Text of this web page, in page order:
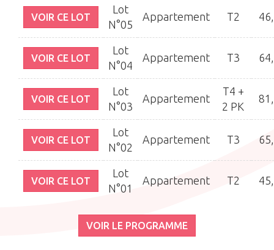
VOIR CE LOT
Lot
N°05
Appartement T2
VOIR CE LOT
Lot
N°04
Appartement T3
VOIR CE LOT
Lot
N°03
Appartement
T4 +
2 PK
VOIR CE LOT
Lot
N°02
Appartement T3
VOIR CE LOT
Lot
N°01
Appartement T2
VOIR LE PROGRAMME